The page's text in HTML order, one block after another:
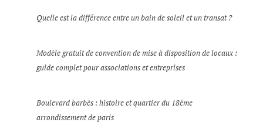
Quelle est la différence entre un bain de soleil et un transat ?
Modèle gratuit de convention de mise à disposition de locaux :
guide complet pour associations et entreprises
Boulevard barbès : histoire et quartier du 18ème
arrondissement de paris